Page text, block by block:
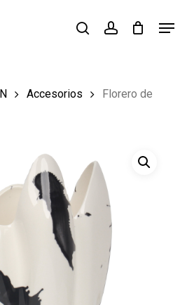
searchaccount
Accesorios
Florero de